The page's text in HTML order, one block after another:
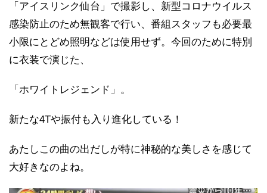
「アイスリンク仙台」で撮影し、新型コロナウイルス
感染防止のため無観客で行い、番組スタッフも必要最
小限にとどめ照明などは使用せず。今回のために特別
に衣装で演じた、
「ホワイトレジェンド」。
新たな4Tや振付も入り進化している！
あたしこの曲の出だしが特に神秘的な美しさを感じて
大好きなのよね。